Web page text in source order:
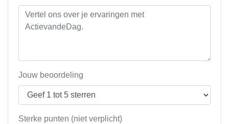
Jouw beoordeling
Sterke punten (niet verplicht)